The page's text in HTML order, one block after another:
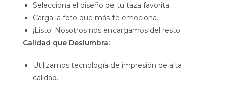
Selecciona el diseño de tu taza favorita.
Carga la foto que más te emociona.
¡Listo! Nosotros nos encargamos del resto.
Calidad que Deslumbra:
Utilizamos tecnología de impresión de alta
calidad.